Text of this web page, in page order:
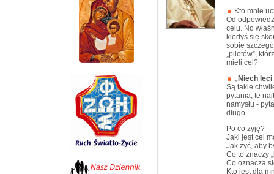
Kto mnie
Od
celu. No
kiedyś się
sobie
„pilotów”,
mieli cel?
„Niech leci
Są takie
pytania, te
namysłu -
długo.
Po co żyję?
Jaki jest cel
Jak żyć, aby
Co to znaczy
Co oznacza
Kto jest dla